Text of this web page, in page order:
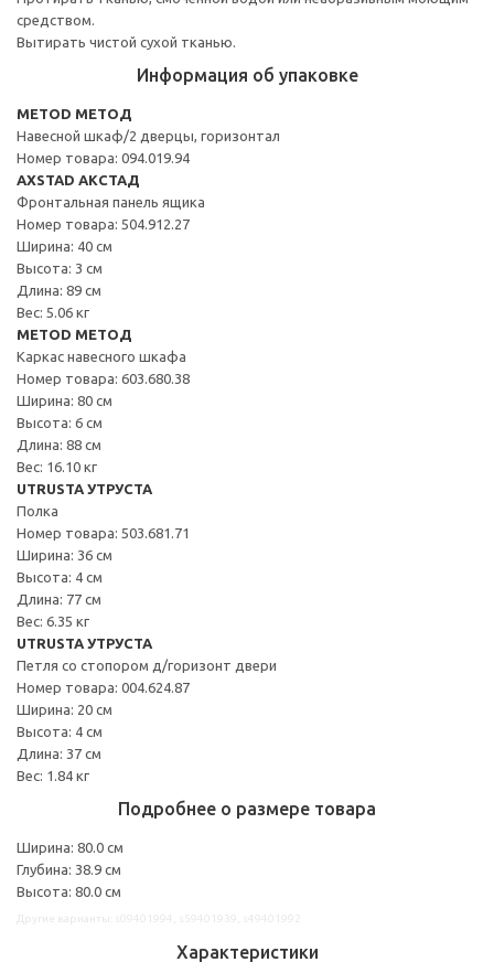
средством.
Вытирать чистой сухой тканью.
Информация об упаковке
METOD МЕТОД
Навесной шкаф/2 дверцы, горизонтал
Номер товара: 094.019.94
AXSTAD АКСТАД
Фронтальная панель ящика
Номер товара: 504.912.27
Ширина: 40 см
Высота: 3 см
Длина: 89 см
Вес: 5.06 кг
METOD МЕТОД
Каркас навесного шкафа
Номер товара: 603.680.38
Ширина: 80 см
Высота: 6 см
Длина: 88 см
Вес: 16.10 кг
UTRUSTA УТРУСТА
Полка
Номер товара: 503.681.71
Ширина: 36 см
Высота: 4 см
Длина: 77 см
Вес: 6.35 кг
UTRUSTA УТРУСТА
Петля со стопором д/горизонт двери
Номер товара: 004.624.87
Ширина: 20 см
Высота: 4 см
Длина: 37 см
Вес: 1.84 кг
Подробнее о размере товара
Ширина: 80.0 см
Глубина: 38.9 см
Высота: 80.0 см
Характеристики